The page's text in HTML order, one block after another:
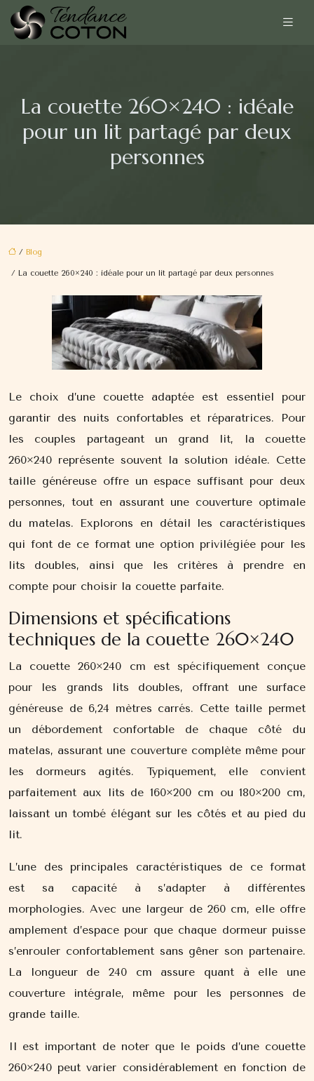
La couette 260×240 : idéale
pour un lit partagé par deux
personnes
/ Blog
/ La couette 260×240 : idéale pour un lit partagé par deux personnes
Le choix d’une couette adaptée est essentiel pour
garantir des nuits confortables et réparatrices. Pour
les couples partageant un grand lit, la couette
260×240 représente souvent la solution idéale. Cette
taille généreuse offre un espace suffisant pour deux
personnes, tout en assurant une couverture optimale
du matelas. Explorons en détail les caractéristiques
qui font de ce format une option privilégiée pour les
lits doubles, ainsi que les critères à prendre en
compte pour choisir la couette parfaite.
Dimensions et spécifications
techniques de la couette 260×240
La couette 260×240 cm est spécifiquement conçue
pour les grands lits doubles, offrant une surface
généreuse de 6,24 mètres carrés. Cette taille permet
un débordement confortable de chaque côté du
matelas, assurant une couverture complète même pour
les dormeurs agités. Typiquement, elle convient
parfaitement aux lits de 160×200 cm ou 180×200 cm,
laissant un tombé élégant sur les côtés et au pied du
lit.
L’une des principales caractéristiques de ce format
est sa capacité à s’adapter à différentes
morphologies. Avec une largeur de 260 cm, elle offre
amplement d’espace pour que chaque dormeur puisse
s’enrouler confortablement sans gêner son partenaire.
La longueur de 240 cm assure quant à elle une
couverture intégrale, même pour les personnes de
grande taille.
Il est important de noter que le poids d’une couette
260×240 peut varier considérablement en fonction de